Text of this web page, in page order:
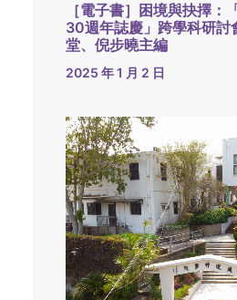
［電子書］困境與抉擇：
30週年誌慶」跨學科研討
堂、倪步曉主編
2025 年 1 月 2 日